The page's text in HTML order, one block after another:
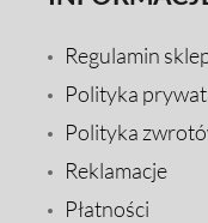
Regulamin
Polityka
Polityka
Reklamacje
Płatności